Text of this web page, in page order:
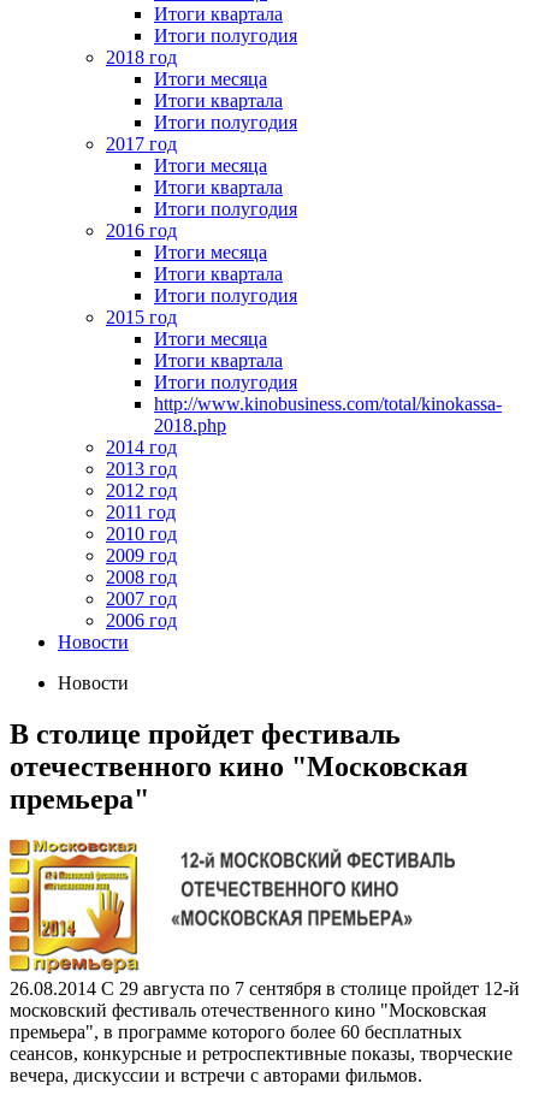
Итоги квартала
Итоги полугодия
2018 год
Итоги месяца
Итоги квартала
Итоги полугодия
2017 год
Итоги месяца
Итоги квартала
Итоги полугодия
2016 год
Итоги месяца
Итоги квартала
Итоги полугодия
2015 год
Итоги месяца
Итоги квартала
Итоги полугодия
http://www.kinobusiness.com/total/kinokassa-
2018.php
2014 год
2013 год
2012 год
2011 год
2010 год
2009 год
2008 год
2007 год
2006 год
Новости
Новости
В столице пройдет фестиваль
отечественного кино "Московская
премьера"
26.08.2014 С 29 августа по 7 сентября в столице пройдет 12-й
московский фестиваль отечественного кино "Московская
премьера", в программе которого более 60 бесплатных
сеансов, конкурсные и ретроспективные показы, творческие
вечера, дискуссии и встречи с авторами фильмов.